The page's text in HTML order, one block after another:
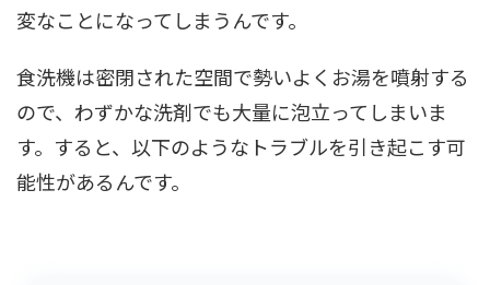
変なことになってしまうんです。
食洗機は密閉された空間で勢いよくお湯を噴射する
ので、わずかな洗剤でも大量に泡立ってしまいま
す。すると、以下のようなトラブルを引き起こす可
能性があるんです。